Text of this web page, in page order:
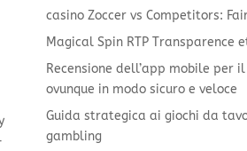
casino Zoccer vs Competitors:
Magical Spin RTP Transparence
Recensione dell’app mobile per
ovunque in modo sicuro e veloce
Guida strategica ai giochi da
gambling